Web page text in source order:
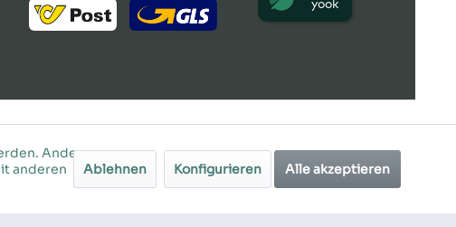
Andere
anderen
Ablehnen Konfigurieren Alle akzeptieren